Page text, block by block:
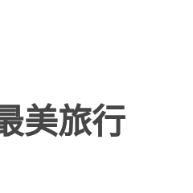
美旅行